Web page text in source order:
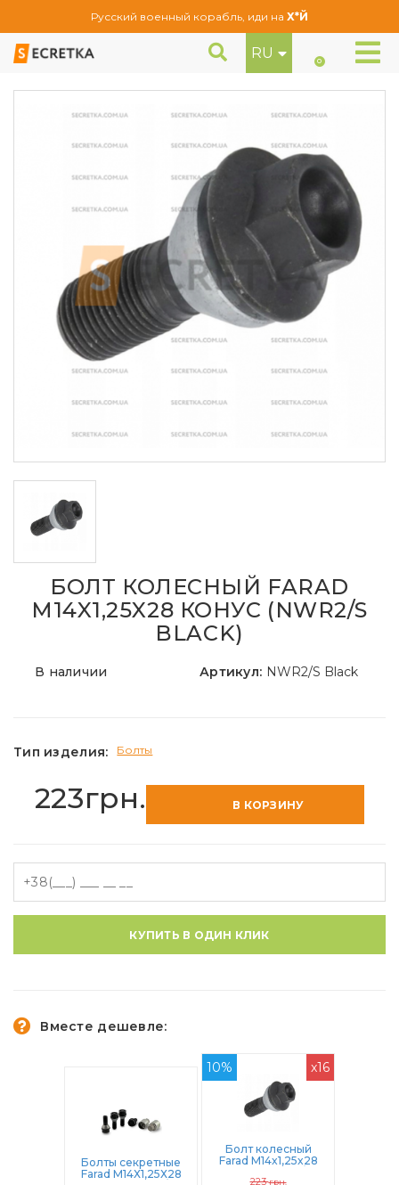
Русский военный корабль, иди на Х*Й
RU 0
Болты
БОЛТ КОЛЕСНЫЙ FARAD
M14X1,25X28 КОНУС (NWR2/S
BLACK)
В наличии Артикул: NWR2/S Black
Тип изделия: Болты
223грн. В КОРЗИНУ
КУПИТЬ В ОДИН КЛИК
Вместе дешевле:
Болты секретные
Farad М14Х1,25Х28
10%
Болт колесный
Farad M14x1,25x28
223грн.
x16